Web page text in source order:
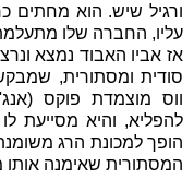
ורגיל שיש. הוא מחתים
עליו, החברה שלו
אז אביו האבוד נמצא
סודית ומסתורית,
ווס מוצמדת פוקס
להפליא, והיא מסייעת
הופך למכונת הרג
המסתורית שאימנה אותו